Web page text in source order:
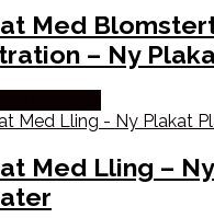
Med
– Ny
Med Lling –